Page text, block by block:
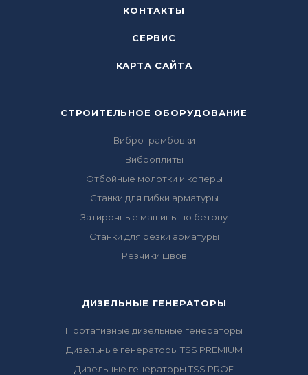
КОНТАКТЫ
СЕРВИС
КАРТА САЙТА
СТРОИТЕЛЬНОЕ ОБОРУДОВАНИЕ
Вибротрамбовки
Виброплиты
Отбойные молотки и коперы
Станки для гибки арматуры
Затирочные машины по бетону
Станки для резки арматуры
Резчики швов
ДИЗЕЛЬНЫЕ ГЕНЕРАТОРЫ
Портативные дизельные генераторы
Дизельные генераторы TSS PREMIUM
Дизельные генераторы TSS PROF